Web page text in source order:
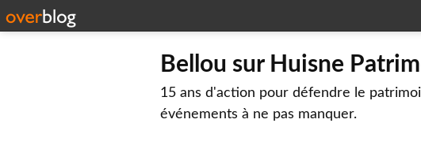
Bellou sur Huisne
15 ans d'action pour défendre le
événements à ne pas manquer.